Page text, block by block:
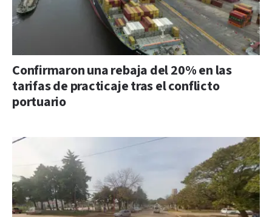
Confirmaron una rebaja del 20% en las
tarifas de practicaje tras el conflicto
portuario